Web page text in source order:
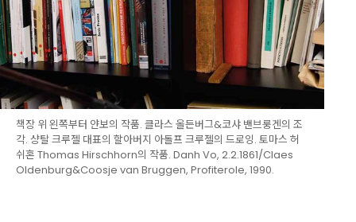
책장 위 왼쪽부터 얀보의 작품. 클라스 올든버그&코샤 밴브룽겐의 조
각. 샹탈 크루젤 대표의 할아버지 아돌프 크루젤의 드로잉. 토마스 허
쉬혼 Thomas Hirschhorn의 작품. Danh Vo, 2.2.1861/Claes
Oldenburg&Coosje van Bruggen, Profiterole, 1990.